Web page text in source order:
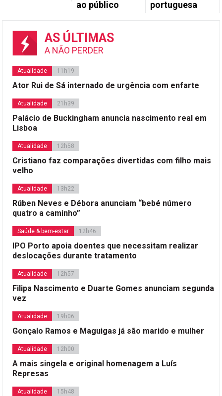
ao público portuguesa
AS ÚLTIMAS
A NÃO PERDER
Atualidade 11h19
Ator Rui de Sá internado de urgência com enfarte
Atualidade 21h39
Palácio de Buckingham anuncia nascimento real em
Lisboa
Atualidade 12h58
Cristiano faz comparações divertidas com filho mais
velho
Atualidade 13h22
Rúben Neves e Débora anunciam “bebé número
quatro a caminho”
Saúde & bem-estar 12h46
IPO Porto apoia doentes que necessitam realizar
deslocações durante tratamento
Atualidade 12h57
Filipa Nascimento e Duarte Gomes anunciam segunda
vez
Atualidade 19h06
Gonçalo Ramos e Maguigas já são marido e mulher
Atualidade 12h00
A mais singela e original homenagem a Luís
Represas
Atualidade 15h48